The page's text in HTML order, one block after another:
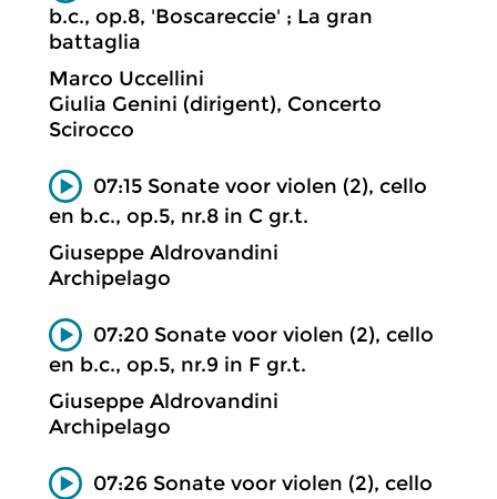
b.c., op.8, 'Boscareccie' ; La gran
battaglia
Marco Uccellini
Giulia Genini (dirigent), Concerto
Scirocco
07:15 Sonate voor violen (2), cello
en b.c., op.5, nr.8 in C gr.t.
Giuseppe Aldrovandini
Archipelago
07:20 Sonate voor violen (2), cello
en b.c., op.5, nr.9 in F gr.t.
Giuseppe Aldrovandini
Archipelago
07:26 Sonate voor violen (2), cello